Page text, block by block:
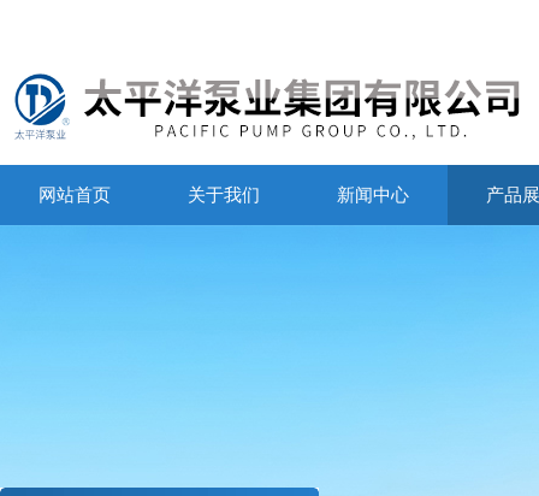
网站首页 关于我们 新闻中心 产品